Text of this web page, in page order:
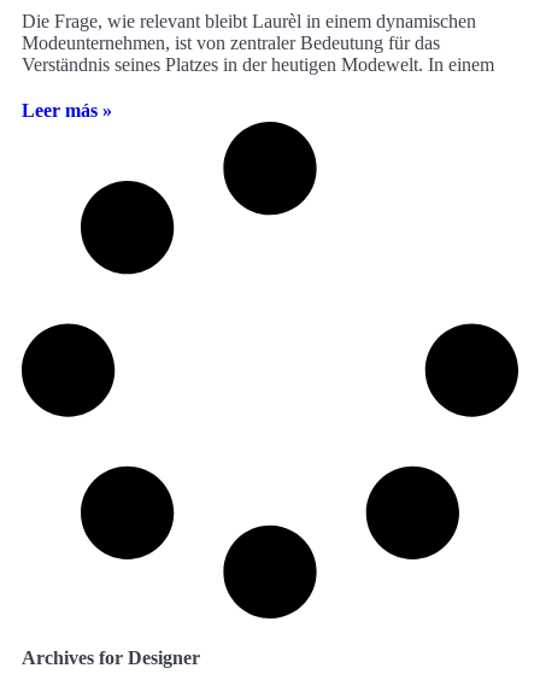
Die Frage, wie relevant bleibt Laurèl in einem dynamischen
Modeunternehmen, ist von zentraler Bedeutung für das
Verständnis seines Platzes in der heutigen Modewelt. In einem
Leer más »
Archives for Designer